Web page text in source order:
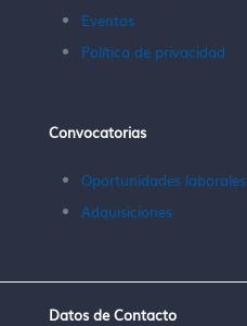
Eventos
Política de privacidad
Convocatorias
Oportunidades laborales
Adquisiciones
Datos de Contacto